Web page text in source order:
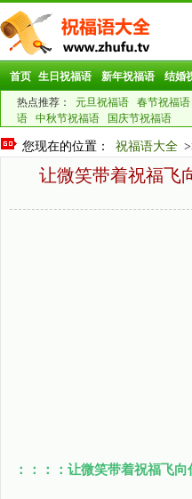
首页 生日祝福语 新年祝福语 结婚
热点推荐： 元旦祝福语 春节祝福语
语
中秋节祝福语 国庆节祝福语
您现在的位置： 祝福语大全
让微笑带着祝福飞
：：：：让微笑带着祝福飞